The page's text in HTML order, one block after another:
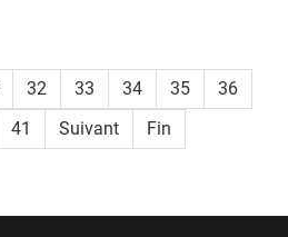
32 33 34 35
36
41 Suivant Fin